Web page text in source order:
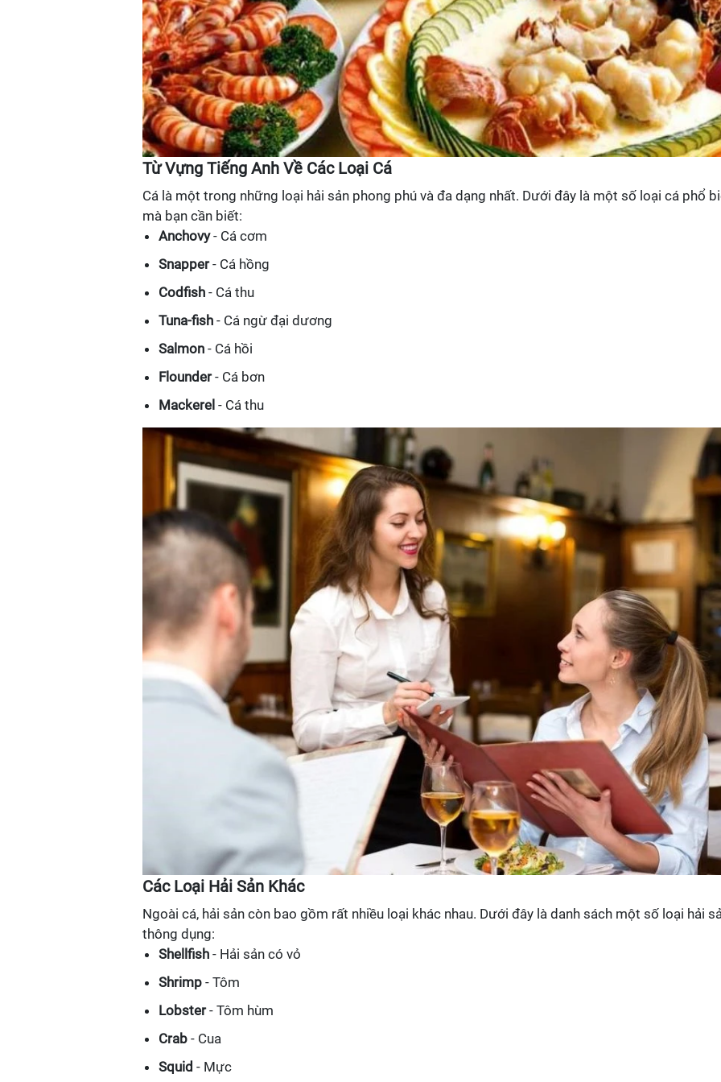
Từ Vựng Tiếng Anh Về Các Loại Cá
Cá là một trong những loại hải sản phong phú và đa dạng nhất. Dưới đây là một số loại cá phổ
mà bạn cần biết:
Anchovy- Cá cơm
Snapper- Cá hồng
Codfish - Cá thu
Tuna-fish - Cá ngừ đại dương
Salmon - Cá hồi
Flounder- Cá bơn
Mackerel - Cá thu
Các Loại Hải Sản Khác
Ngoài cá, hải sản còn bao gồm rất nhiều loại khác nhau. Dưới đây là danh sách một số loại hải
thông dụng:
Shellfish - Hải sản có vỏ
Shrimp - Tôm
Lobster- Tôm hùm
Crab - Cua
Squid - Mực